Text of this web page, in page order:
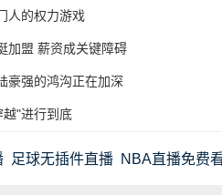
人的权力游戏
加盟 薪资成关键障碍
豪强的鸿沟正在加深
"进行到底
足球无插件直播 NBA直播免费